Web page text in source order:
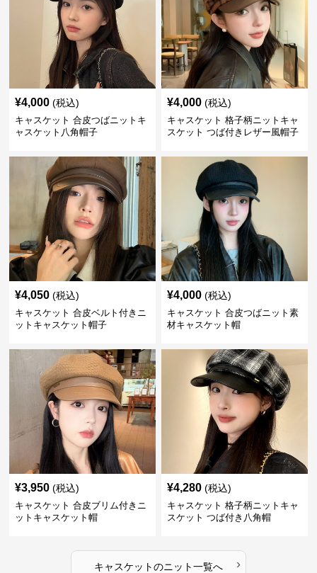
¥4,000 (税込)
キャスケット 合皮つばニットキ
ャスケット八角帽子
¥4,000 (税込)
キャスケット 格子柄ニットキャ
スケット つば付きレザー風帽子
¥4,050 (税込)
キャスケット 合皮ベルト付きニ
ットキャスケット帽子
¥4,000 (税込)
キャスケット 合皮つばニット素
材キャスケット帽
¥3,950 (税込)
キャスケット 合皮ブリム付きニ
ットキャスケット帽
¥4,280 (税込)
キャスケット 格子柄ニットキャ
スケット つば付き八角帽
キャスケットのニット一覧へ ›